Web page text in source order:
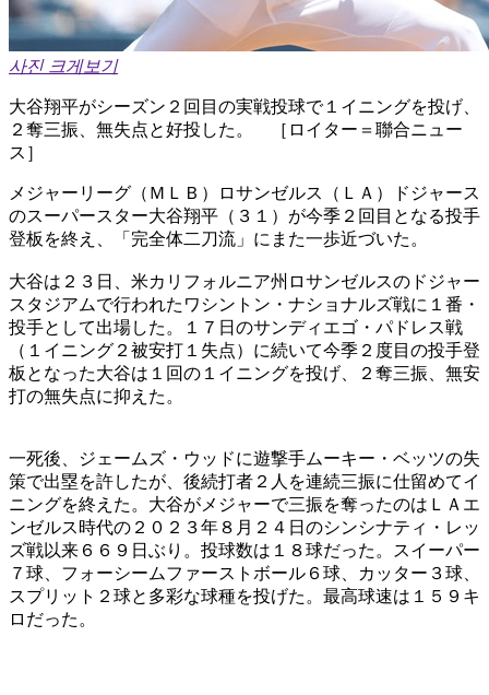
사진 크게보기
大谷翔平がシーズン２回目の実戦投球で１イニングを投げ、
２奪三振、無失点と好投した。 ［ロイター＝聯合ニュー
ス］
メジャーリーグ（ＭＬＢ）ロサンゼルス（ＬＡ）ドジャース
のスーパースター大谷翔平（３１）が今季２回目となる投手
登板を終え、「完全体二刀流」にまた一歩近づいた。
大谷は２３日、米カリフォルニア州ロサンゼルスのドジャー
スタジアムで行われたワシントン・ナショナルズ戦に１番・
投手として出場した。１７日のサンディエゴ・パドレス戦
（１イニング２被安打１失点）に続いて今季２度目の投手登
板となった大谷は１回の１イニングを投げ、２奪三振、無安
打の無失点に抑えた。
一死後、ジェームズ・ウッドに遊撃手ムーキー・ベッツの失
策で出塁を許したが、後続打者２人を連続三振に仕留めてイ
ニングを終えた。大谷がメジャーで三振を奪ったのはＬＡエ
ンゼルス時代の２０２３年８月２４日のシンシナティ・レッ
ズ戦以来６６９日ぶり。投球数は１８球だった。スイーパー
７球、フォーシームファーストボール６球、カッター３球、
スプリット２球と多彩な球種を投げた。最高球速は１５９キ
ロだった。